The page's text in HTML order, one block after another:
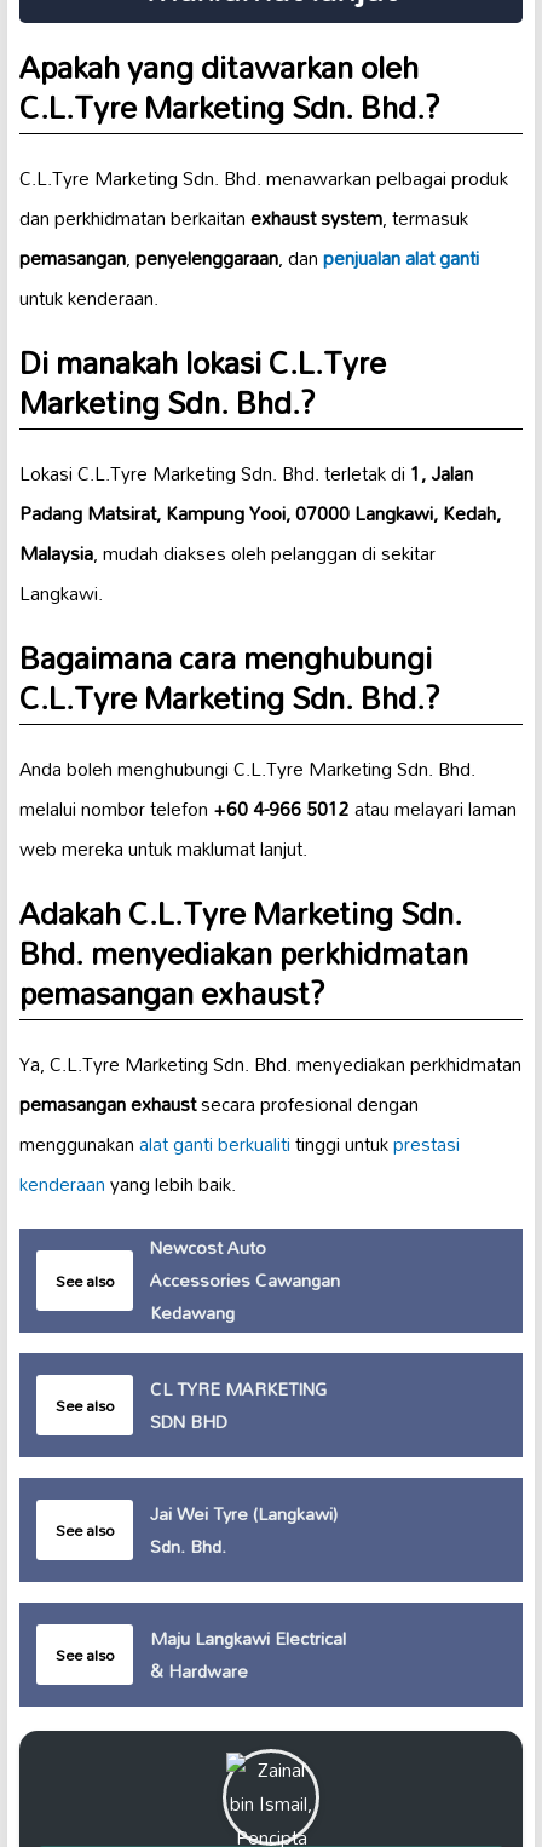
Apakah yang ditawarkan oleh
C.L.Tyre Marketing Sdn. Bhd.?
C.L.Tyre Marketing Sdn. Bhd. menawarkan pelbagai produk
dan perkhidmatan berkaitanexhaust system, termasuk
pemasangan,penyelenggaraan, danpenjualan alat ganti
untuk kenderaan.
Di manakah lokasi C.L.Tyre
Marketing Sdn. Bhd.?
Lokasi C.L.Tyre Marketing Sdn. Bhd. terletak di1, Jalan
Padang Matsirat, Kampung Yooi, 07000 Langkawi, Kedah,
Malaysia, mudah diakses oleh pelanggan di sekitar
Langkawi.
Bagaimana cara menghubungi
C.L.Tyre Marketing Sdn. Bhd.?
Anda boleh menghubungi C.L.Tyre Marketing Sdn. Bhd.
melalui nombor telefon+60 4-966 5012atau melayari laman
web mereka untuk maklumat lanjut.
Adakah C.L.Tyre Marketing Sdn.
Bhd. menyediakan perkhidmatan
pemasangan exhaust?
Ya, C.L.Tyre Marketing Sdn. Bhd. menyediakan perkhidmatan
pemasangan exhaustsecara profesional dengan
menggunakanalat ganti berkualititinggi untukprestasi
kenderaanyang lebih baik.
See also
Newcost Auto
Accessories Cawangan
Kedawang
See also
CL TYRE MARKETING
SDN BHD
See also
Jai Wei Tyre (Langkawi)
Sdn. Bhd.
See also
Maju Langkawi Electrical
& Hardware